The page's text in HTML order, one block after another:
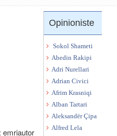
emriautor
Opinioniste
Sokol Shameti
Abedin Rakipi
Adri Nurellari
Adrian Civici
Afrim Krasniqi
Alban Tartari
Aleksandër Çipa
Alfred Lela